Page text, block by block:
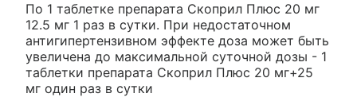
По 1 таблетке препарата Скоприл Плюс 20 мг
12.5 мг 1 раз в сутки. При недостаточном
антигипертензивном эффекте доза может быть
увеличена до максимальной суточной дозы - 1
таблетки препарата Скоприл Плюс 20 мг+25
мг один раз в сутки